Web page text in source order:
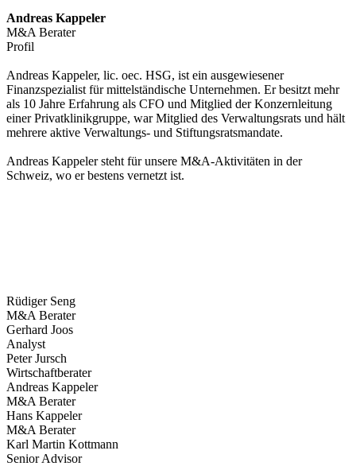
Andreas Kappeler
M&A Berater
Profil
Andreas Kappeler, lic. oec. HSG, ist ein ausgewiesener
Finanzspezialist für mittelständische Unternehmen. Er besitzt mehr
als 10 Jahre Erfahrung als CFO und Mitglied der Konzernleitung
einer Privatklinikgruppe, war Mitglied des Verwaltungsrats und hält
mehrere aktive Verwaltungs- und Stiftungsratsmandate.
Andreas Kappeler steht für unsere M&A-Aktivitäten in der
Schweiz, wo er bestens vernetzt ist.
Rüdiger Seng
M&A Berater
Gerhard Joos
Analyst
Peter Jursch
Wirtschaftberater
Andreas Kappeler
M&A Berater
Hans Kappeler
M&A Berater
Karl Martin Kottmann
Senior Advisor